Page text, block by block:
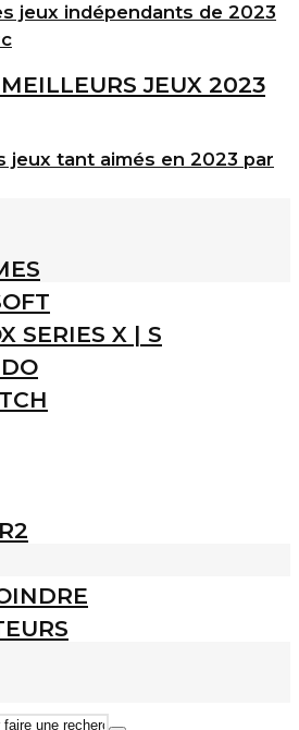
jeux indépendants de 2023
jeux tant aimés en 2023 par
SERIES X | S